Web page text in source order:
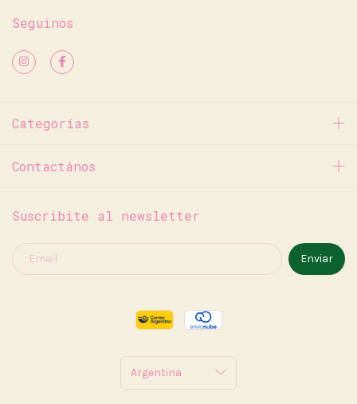
Seguinos
Categorías
Contactános
Suscribite al newsletter